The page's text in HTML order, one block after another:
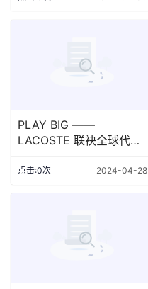
PLAY BIG ——
LACOSTE 联袂全球代言
《大有所为》
点击:0次 2024-04-28